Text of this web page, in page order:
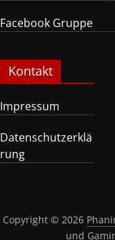
Facebook Gruppe
Kontakt
Impressum
Datenschutzerklä
rung
Copyright © 2026
und